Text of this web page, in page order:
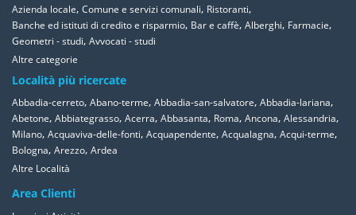
Azienda locale, Comune e servizi comunali, Ristoranti,
Banche ed istituti di credito e risparmio, Bar e caffè, Alberghi, Farmacie,
Geometri - studi, Avvocati - studi
Altre categorie
Località più ricercate
Abbadia-cerreto, Abano-terme, Abbadia-san-salvatore, Abbadia-lariana,
Abetone, Abbiategrasso, Acerra, Abbasanta, Roma, Ancona, Alessandria,
Milano, Acquaviva-delle-fonti, Acquapendente, Acqualagna, Acqui-terme,
Bologna, Arezzo, Ardea
Altre Località
Area Clienti